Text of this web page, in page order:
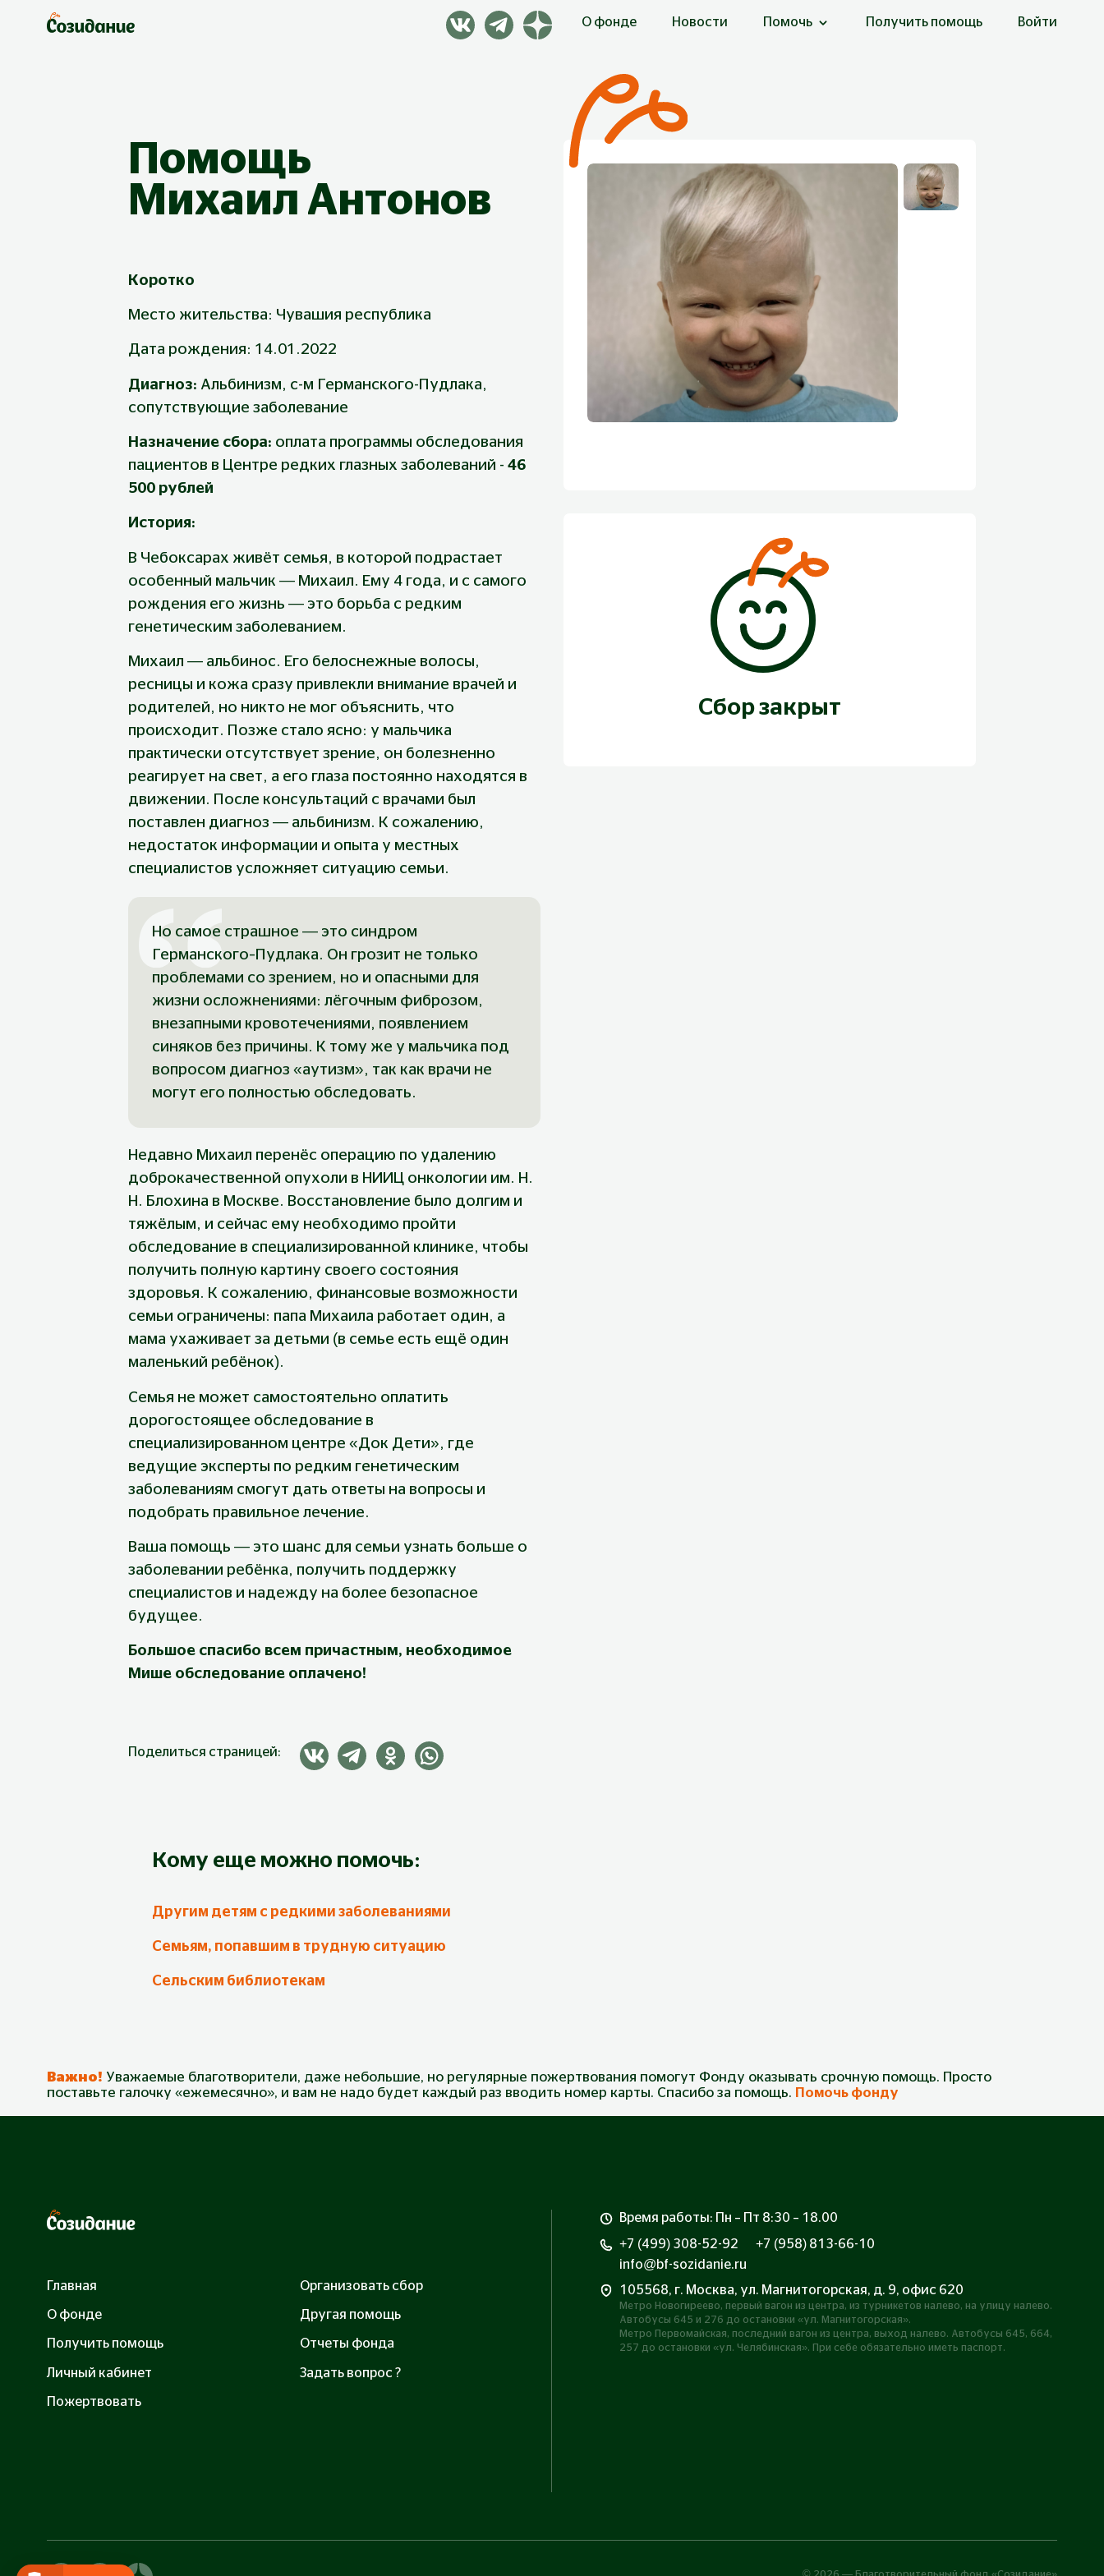
О фонде Новости Помочь Получить помощь Войти
Помощь
Михаил Антонов
Коротко
Место жительства: Чувашия республика
Дата рождения: 14.01.2022
Диагноз: Альбинизм, с-м Германского-Пудлака,
сопутствующие заболевание
Назначение сбора: оплата программы обследования
пациентов в Центре редких глазных заболеваний - 46
500 рублей
История:
В Чебоксарах живёт семья, в которой подрастает
особенный мальчик — Михаил. Ему 4 года, и с самого
рождения его жизнь — это борьба с редким
генетическим заболеванием.
Михаил — альбинос. Его белоснежные волосы,
ресницы и кожа сразу привлекли внимание врачей и
родителей, но никто не мог объяснить, что
происходит. Позже стало ясно: у мальчика
практически отсутствует зрение, он болезненно
реагирует на свет, а его глаза постоянно находятся в
движении. После консультаций с врачами был
поставлен диагноз — альбинизм. К сожалению,
недостаток информации и опыта у местных
специалистов усложняет ситуацию семьи.
Но самое страшное — это синдром
Германского–Пудлака. Он грозит не только
проблемами со зрением, но и опасными для
жизни осложнениями: лёгочным фиброзом,
внезапными кровотечениями, появлением
синяков без причины. К тому же у мальчика под
вопросом диагноз «аутизм», так как врачи не
могут его полностью обследовать.
Недавно Михаил перенёс операцию по удалению
доброкачественной опухоли в НИИЦ онкологии им. Н.
Н. Блохина в Москве. Восстановление было долгим и
тяжёлым, и сейчас ему необходимо пройти
обследование в специализированной клинике, чтобы
получить полную картину своего состояния
здоровья. К сожалению, финансовые возможности
семьи ограничены: папа Михаила работает один, а
мама ухаживает за детьми (в семье есть ещё один
маленький ребёнок).
Семья не может самостоятельно оплатить
дорогостоящее обследование в
специализированном центре «Док Дети», где
ведущие эксперты по редким генетическим
заболеваниям смогут дать ответы на вопросы и
подобрать правильное лечение.
Ваша помощь — это шанс для семьи узнать больше о
заболевании ребёнка, получить поддержку
специалистов и надежду на более безопасное
будущее.
Большое спасибо всем причастным, необходимое
Мише обследование оплачено!
Сбор закрыт
Поделиться страницей:
Кому еще можно помочь:
Другим детям с редкими заболеваниями
Семьям, попавшим в трудную ситуацию
Сельским библиотекам
Важно! Уважаемые благотворители, даже небольшие, но регулярные пожертвования помогут Фонду оказывать срочную помощь. Просто
поставьте галочку «ежемесячно», и вам не надо будет каждый раз вводить номер карты. Спасибо за помощь. Помочь фонду
Главная
О фонде
Получить помощь
Личный кабинет
Пожертвовать
Организовать сбор
Другая помощь
Отчеты фонда
Задать вопрос ?
Время работы: Пн – Пт 8:30 – 18.00
+7 (499) 308-52-92
+7 (958) 813-66-10
info@bf-sozidanie.ru
105568, г. Москва, ул. Магнитогорская, д. 9, офис 620
Метро Новогиреево, первый вагон из центра, из турникетов налево, на улицу налево.
Автобусы 645 и 276 до остановки «ул. Магнитогорская».
Метро Первомайская, последний вагон из центра, выход налево. Автобусы 645, 664,
257 до остановки «ул. Челябинская». При себе обязательно иметь паспорт.